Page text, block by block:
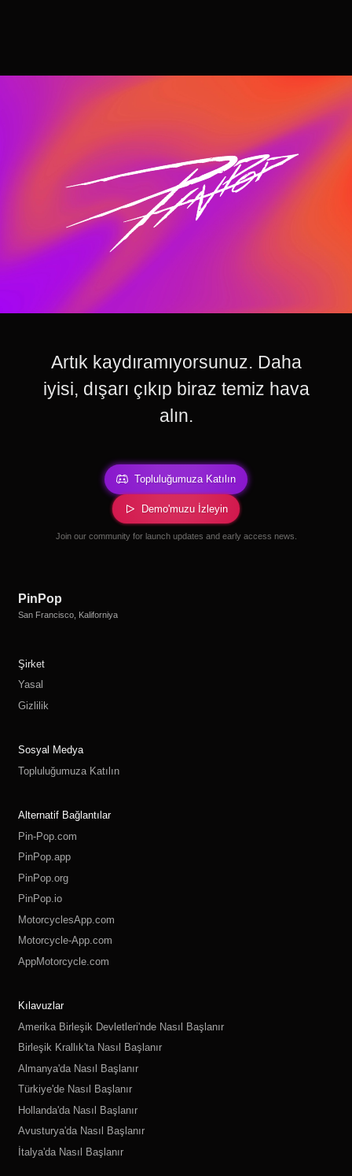
Artık kaydıramıyorsunuz. Daha
iyisi, dışarı çıkıp biraz temiz hava
alın.
Topluluğumuza Katılın
Demo'muzu İzleyin
Join our community for launch updates and early access news.
PinPop
San Francisco, Kaliforniya
Şirket
Yasal
Gizlilik
Sosyal Medya
Topluluğumuza Katılın
Alternatif Bağlantılar
Pin-Pop.com
PinPop.app
PinPop.org
PinPop.io
MotorcyclesApp.com
Motorcycle-App.com
AppMotorcycle.com
Kılavuzlar
Amerika Birleşik Devletleri'nde Nasıl Başlanır
Birleşik Krallık'ta Nasıl Başlanır
Almanya'da Nasıl Başlanır
Türkiye'de Nasıl Başlanır
Hollanda'da Nasıl Başlanır
Avusturya'da Nasıl Başlanır
İtalya'da Nasıl Başlanır